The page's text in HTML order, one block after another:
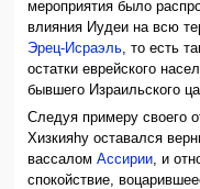
мероприятия было
влияния Иудеи на всю
Эрец-Исраэль , то есть
остатки еврейского
бывшего Израильского
Следуя примеру своего
Хизкияhу оставался
вассаломАссирии, и
спокойствие,